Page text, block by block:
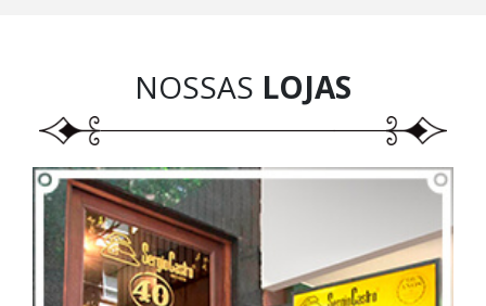
NOSSAS LOJAS